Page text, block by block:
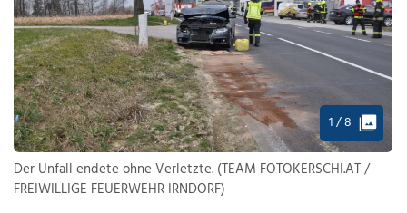
1 / 8
Der Unfall endete ohne Verletzte. (TEAM FOTOKERSCHI.AT /
FREIWILLIGE FEUERWEHR IRNDORF)